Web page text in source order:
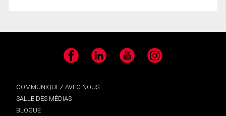
Facebook LinkedIn YouTube Instagram
COMMUNIQUEZ AVEC NOUS
SALLE DES MÉDIAS
BLOGUE